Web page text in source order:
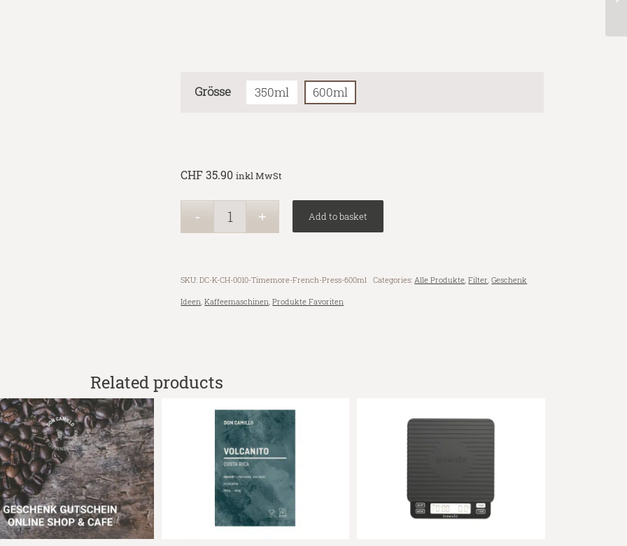
Grösse 350ml 600ml
CHF35.90 inkl MwSt
Add to basket
SKU:DC-K-CH-0010-Timemore-French-Press-600ml Categories:Alle Produkte,Filter,Geschenk
Ideen,Kaffeemaschinen,Produkte Favoriten
Related products